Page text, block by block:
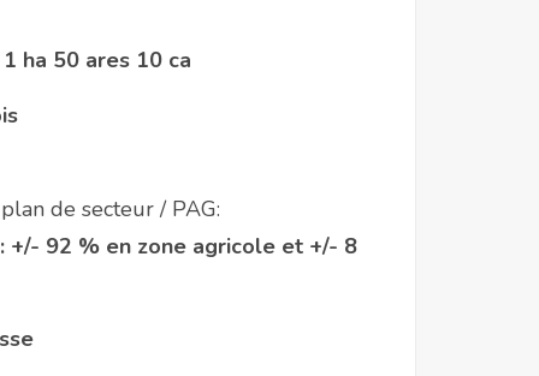
1 ha 50 ares 10 ca
de secteur / PAG:
+/- 92 % en zone agricole et +/- 8